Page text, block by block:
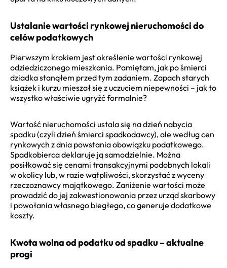
Ustalanie wartości rynkowej nieruchomości do
celów podatkowych
Pierwszym krokiem jest określenie wartości rynkowej
odziedziczonego mieszkania. Pamiętam, jak po śmierci
dziadka stanąłem przed tym zadaniem. Zapach starych
książek i kurzu mieszał się z uczuciem niepewności – jak to
wszystko właściwie ugryźć formalnie?
Wartość nieruchomości ustala się na dzień nabycia
spadku (czyli dzień śmierci spadkodawcy), ale według cen
rynkowych z dnia powstania obowiązku podatkowego.
Spadkobierca deklaruje ją samodzielnie. Można
posiłkować się cenami transakcyjnymi podobnych lokali
w okolicy lub, w razie wątpliwości, skorzystać z wyceny
rzeczoznawcy majątkowego. Zaniżenie wartości może
prowadzić do jej zakwestionowania przez urząd skarbowy
i powołania własnego biegłego, co generuje dodatkowe
koszty.
Kwota wolna od podatku od spadku – aktualne
progi